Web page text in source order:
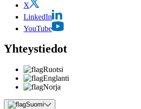
X
LinkedIn
YouTube
Yhteystiedot
Ruotsi
Englanti
Norja
Suomi